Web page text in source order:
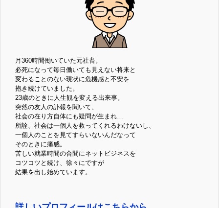
月360時間働いていた元社畜。
必死になって毎日働いても見えない将来と
変わることのない現状に危機感と不安を
抱き続けていました。
23歳のときに人生観を変える出来事。
突然の友人の訃報を聞いて、
社会の在り方自体にも疑問が生まれ…
所詮、社会は一個人を救ってくれるわけないし、
一個人のことを見てすらいないんだなって
そのときに痛感。
苦しい就業時間の合間にネットビジネスを
コツコツと続け、徐々にですが
結果を出し始めています。